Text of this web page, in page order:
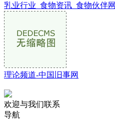
乳业行业_食物资讯_食物伙伴网
理论频道-中国旧事网
欢迎与我们联系
导航